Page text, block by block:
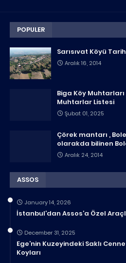
POPULER
Sarısıvat Köyü
Aralık 16, 2014
Biga Köy
Muhtarlar Listesi
Şubat 01, 2025
Çörek mantarı ,
olarakda bilinen
Aralık 24, 2014
ASSOS
January 14, 2026
İstanbul’dan Assos’a Özel
December 31, 2025
Ege’nin Kuzeyindeki Saklı
Koyları